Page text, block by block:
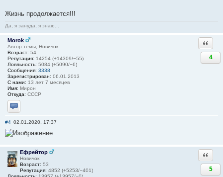
Жизнь продолжается!!!
Да, я зануда, я знаю...
Morok
Автор темы, Новичок
Возраст: 54
Репутация: 14254 (+14309/−55)
Лояльность: 5084 (+5090/−6)
Сообщения: 3338
Зарегистрирован: 06.01.2013
С нами: 13 лет 7 месяцев
Имя: Мирон
Откуда: СССР
Отправить личное сообщение
4
#4 02.01.2020, 17:37
Ефрейтор
Новичок
Возраст: 53
Репутация: 4852 (+5253/−401)
5